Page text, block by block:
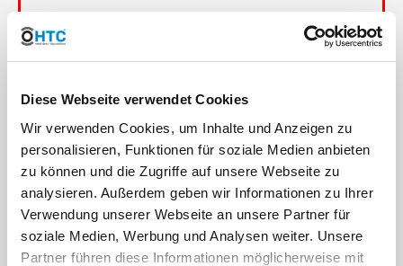
Diese Webseite verwendet Cookies
Wir verwenden Cookies, um Inhalte und Anzeigen zu
personalisieren, Funktionen für soziale Medien anbieten
zu können und die Zugriffe auf unsere Webseite zu
analysieren. Außerdem geben wir Informationen zu Ihrer
Verwendung unserer Webseite an unsere Partner für
soziale Medien, Werbung und Analysen weiter. Unsere
Partner führen diese Informationen möglicherweise mit
Note:
Nominal pressure up to 90mm, ISO 4065 based on
design coefficientC= 2.5. Nominal pressure from
Dimensions according to EN 1452-2
Delivery length +/- 0.5% or +/- 1% (see table)
1m length without socket
*2m length with or without socket - depending on
availability, no selection option
The unit DN is derived from the wall thickness and is to be
considered as nominal plus tolerance according to DIN
8062 and nota usable dimension